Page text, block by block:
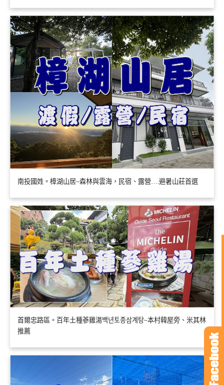
南投國姓。樟湖山居~森林與雲海，民宿、露營….避暑山莊首選
首爾忠路區。百年土種蔘雞湯백년토종삼계탕~本村韓屋旁、米其林
推薦